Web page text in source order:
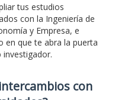
tus estudios
con la Ingeniería de
y Empresa, e
en que te abra la puerta
con